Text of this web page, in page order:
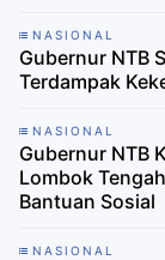
NASIONAL
Gubernur NTB
Terdampak
NASIONAL
Gubernur NTB
Lombok
Bantuan Sosial
NASIONAL